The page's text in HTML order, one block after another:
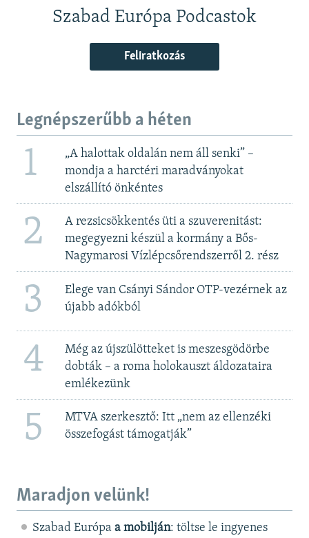
Szabad Európa Podcastok
Feliratkozás
Legnépszerűbb a héten
1
„A halottak oldalán nem áll senki” –
mondja a harctéri maradványokat
elszállító önkéntes
2
A rezsicsökkentés üti a szuverenitást:
megegyezni készül a kormány a Bős-
Nagymarosi Vízlépcsőrendszerről 2. rész
3
Elege van Csányi Sándor OTP-vezérnek az
újabb adókból
4
Még az újszülötteket is meszesgödörbe
dobták – a roma holokauszt áldozataira
emlékezünk
5
MTVA szerkesztő: Itt „nem az ellenzéki
összefogást támogatják”
Maradjon velünk!
Szabad Európa a mobilján: töltse le ingyenes